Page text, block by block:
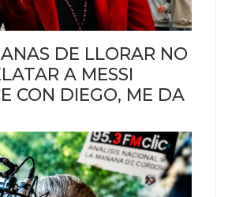
DE LLORAR NO
A MESSI
CON DIEGO, ME DA